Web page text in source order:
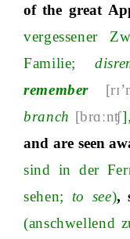
of the great
vergessener
Familie;
remember
branch [brɑːnʧ]
and are seen
sind in der
sehen; to see),
(anschwellend